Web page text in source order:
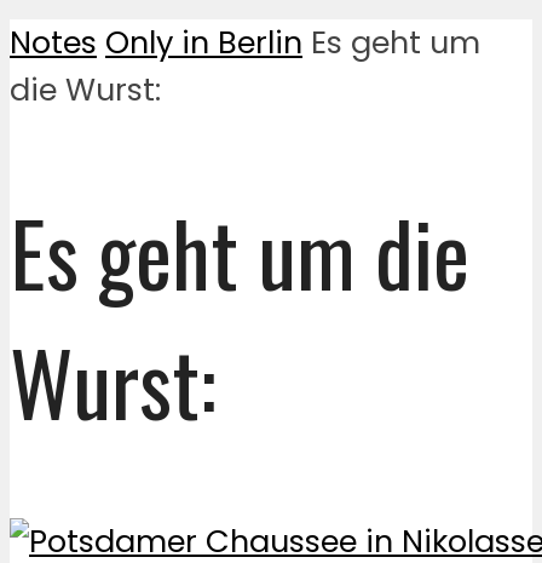
Notes Only in Berlin Es geht um
die Wurst:
Es geht um die
Wurst: